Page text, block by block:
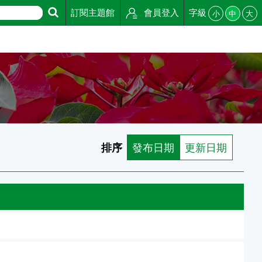
訂閱主題館 會員登入 字級 小 中 大
排序 發布日期 更新日期